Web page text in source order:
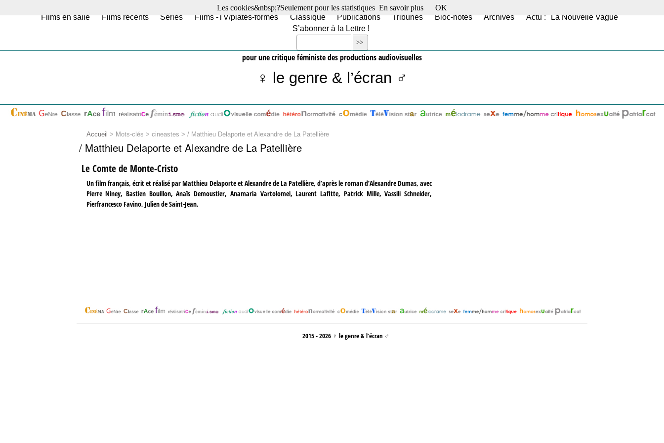
Films en salle Films récents Séries Films -TV/plates-formes Classique Publications Tribunes Bloc-notes Archives
Actu : "La Nouvelle Vague"
S’abonner à la Lettre !
pour une critique féministe des productions audiovisuelles
♀ le genre & l’écran ♂
Accueil > Mots-clés > cineastes > / Matthieu Delaporte et Alexandre de La Patellière
/ Matthieu Delaporte et Alexandre de La Patellière
Le Comte de Monte-Cristo
Un film français, écrit et réalisé par Matthieu Delaporte et Alexandre de La Patellière, d’après le roman d’Alexandre Dumas, avec
Pierre Niney, Bastien Bouillon, Anaïs Demoustier, Anamaria Vartolomei, Laurent Lafitte, Patrick Mille, Vassili Schneider,
Pierfrancesco Favino, Julien de Saint-Jean.
2015 - 2026 ♀ le genre & l’écran ♂
Les cookies&nbsp;?Seulement pour les statistiques En savoir plus OK